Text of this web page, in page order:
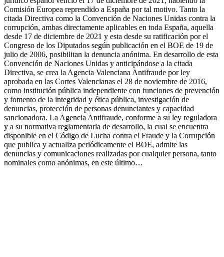
Comisión Europea reprendido a España por tal motivo. Tanto la
citada Directiva como la Convención de Naciones Unidas contra la
corrupción, ambas directamente aplicables en toda España, aquella
desde 17 de diciembre de 2021 y esta desde su ratificación por el
Congreso de los Diputados según publicación en el BOE de 19 de
julio de 2006, posibilitan la denuncia anónima. En desarrollo de esta
Convención de Naciones Unidas y anticipándose a la citada
Directiva, se crea la Agencia Valenciana Antifraude por ley
aprobada en las Cortes Valencianas el 28 de noviembre de 2016,
como institución pública independiente con funciones de prevención
y fomento de la integridad y ética pública, investigación de
denuncias, protección de personas denunciantes y capacidad
sancionadora. La Agencia Antifraude, conforme a su ley reguladora
y a su normativa reglamentaria de desarrollo, la cual se encuentra
disponible en el Código de Lucha contra el Fraude y la Corrupción
que publica y actualiza periódicamente el BOE, admite las
denuncias y comunicaciones realizadas por cualquier persona, tanto
nominales como anónimas, en este último…